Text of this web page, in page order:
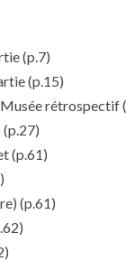
(p.7)
(p.15)
Musée rétrospectif
(p.27)
(p.61)
(p.61)